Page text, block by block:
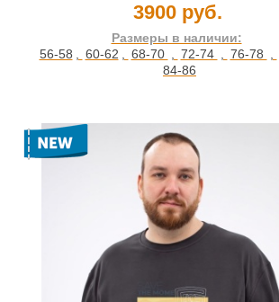
3900 руб.
Размеры в наличии:
56-58 , 60-62 , 68-70 , 72-74 , 76-78 ,
84-86